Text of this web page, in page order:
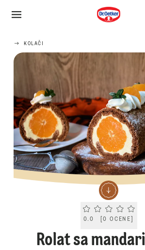
KOLAČI
Current
0.0 [0 OCENE
Rolat sa